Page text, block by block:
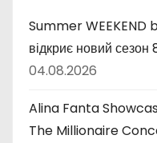
и
Summer WEEKEND
відкриє новий
04.08.2026
Alina Fanta
The Millionaire